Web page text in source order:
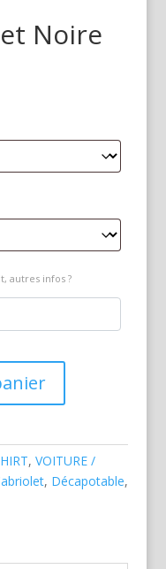
Noire
autres infos ?
, VOITURE /
, Décapotable,